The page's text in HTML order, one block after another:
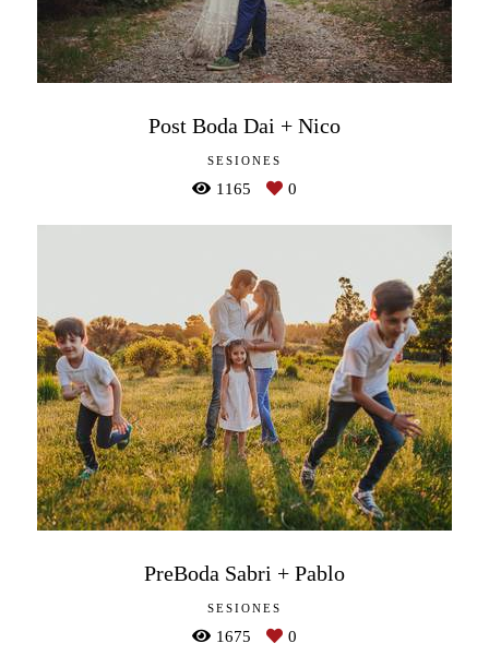
Post Boda Dai + Nico
SESIONES
1165 0
PreBoda Sabri + Pablo
SESIONES
1675 0